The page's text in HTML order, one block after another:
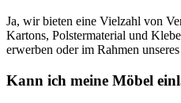
Ja, wir bieten eine Vielzahl von
Kartons, Polstermaterial und
erwerben oder im Rahmen
Kann ich meine Möbel